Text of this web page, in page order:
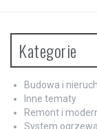
Kategorie
Budowa i
Inne tematy
Remont i
System